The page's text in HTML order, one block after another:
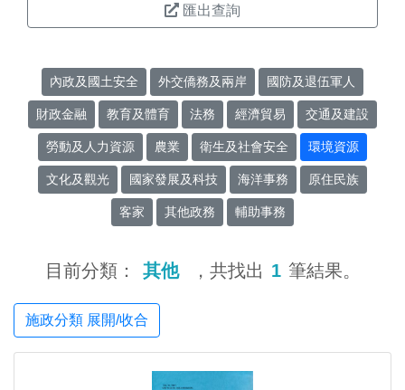
匯出查詢
內政及國土安全 外交僑務及兩岸 國防及退伍軍人
財政金融 教育及體育 法務 經濟貿易 交通及建設
勞動及人力資源 農業 衛生及社會安全 環境資源
文化及觀光 國家發展及科技 海洋事務 原住民族
客家 其他政務 輔助事務
目前分類： 其他 ，共找出 1 筆結果。
施政分類 展開/收合